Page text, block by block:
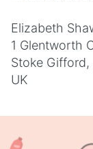
Elizabeth
1 Glentworth
Stoke Gifford,
UK